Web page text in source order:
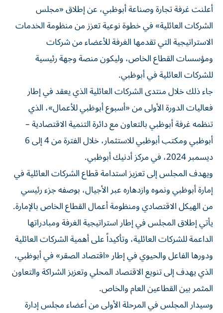
أعلنت غرفة تجارة وصناعة أبوظبي، عن إطلاق «مجلس
الشركات العائلية» في خطوة نوعية تعزز من منظومة الخدمات
الاستراتيجية التي تقدمها الغرفة للأعضاء من شركات
ومؤسسات القطاع الخاص، وليكون منصة وجهة رئيسية
للشركات العائلية في أبوظبي.
جاء ذلك خلال منتدى الشركات العائلية الذي يعقد في إطار
فعاليات الدورة الأولى من «أسبوع أبوظبي للأعمال»، الذي
تنظمه غرفة أبوظبي بالتعاون مع دائرة التنمية الاقتصادية –
أبوظبي ومكتب أبوظبي للاستثمار، خلال الفترة من 4 إلى 6
ديسمبر 2024، في مركز أدنيك أبوظبي.
ويهدف المجلس إلى تعزيز استدامة قطاع الشركات العائلية في
إمارة أبوظبي ونموه وازدهاره عبر الأجيال، بوصفه جزء رئيسي
من الهيكل الاقتصادي ومنظومة أعمال القطاع الخاص بالإمارة.
يأتي إطلاق المجلس في إطار استراتيجية الغرفة ومبادراتها
الداعمة للشركات العائلية، وتأكيداً على أهمية الشركات العائلية
ودورها الفاعل والحيوي في إطار «اقتصاد الصقر» في أبوظبي،
الذي يهدف إلى تنويع الاقتصاد المحلي وتعزيز الشراكة والتعاون
المثمر بين القطاعين العام والخاص.
وسيدار المجلس في المرحلة الأولى من أعضاء مجلس إدارة